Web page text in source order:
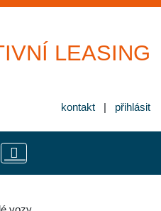
LEASING
kontakt | přihlásit